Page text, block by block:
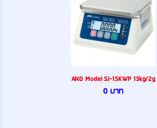
AND Model SJ-15KWP 15kg/2g
0 บาท